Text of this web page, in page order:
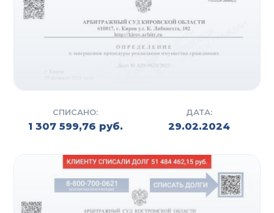
СПИСАНО:
1 307 599,76 руб.
ДАТА:
29.02.2024